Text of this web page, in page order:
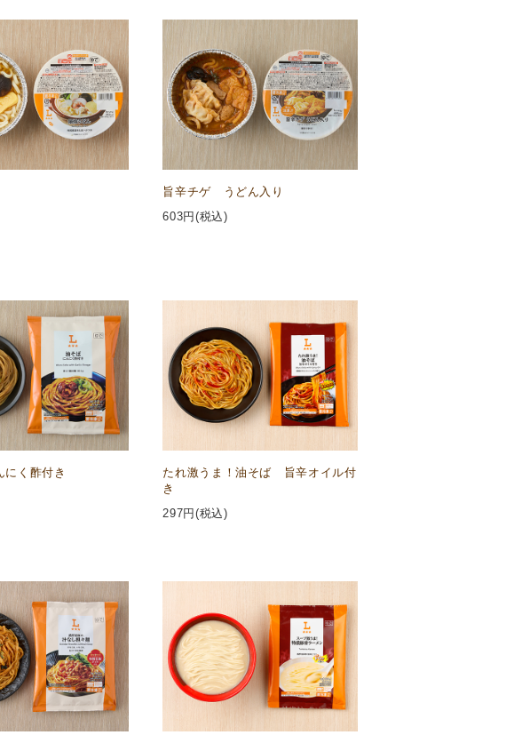
旨辛チゲ うどん入り
603円(税込)
く酢付き
たれ激うま！油そば 旨辛オイル付
き
297円(税込)